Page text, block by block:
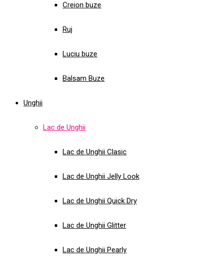
Creion buze
Ruj
Luciu buze
Balsam Buze
Unghii
Lac de Unghii
Lac de Unghii Clasic
Lac de Unghii Jelly Look
Lac de Unghii Quick Dry
Lac de Unghii Glitter
Lac de Unghii Pearly